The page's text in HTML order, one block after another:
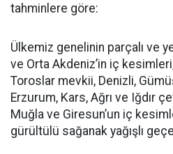
tahminlere göre:
Ülkemiz genelinin parçalı ve
ve Orta Akdeniz’in iç
Toroslar mevkii, Denizli,
Erzurum, Kars, Ağrı ve Iğdır
Muğla ve Giresun’un iç
gürültülü sağanak yağışlı